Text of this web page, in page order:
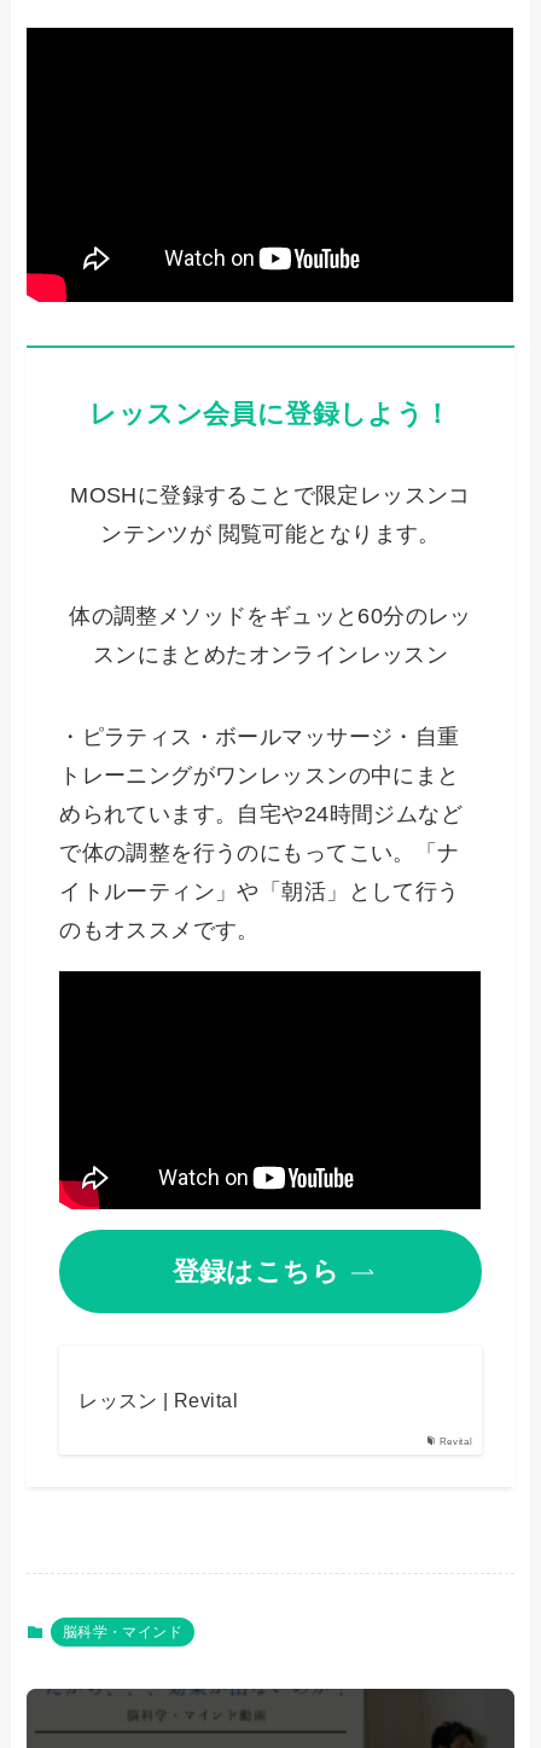
レッスン会員に登録しよう！
MOSHに登録することで限定レッスンコ
ンテンツが 閲覧可能となります。
体の調整メソッドをギュッと60分のレッ
スンにまとめたオンラインレッスン
・ピラティス・ボールマッサージ・自重
トレーニングがワンレッスンの中にまと
められています。自宅や24時間ジムなど
で体の調整を行うのにもってこい。「ナ
イトルーティン」や「朝活」として行う
のもオススメです。
登録はこちら
Revital
レッスン | Revital
脳科学・マインド